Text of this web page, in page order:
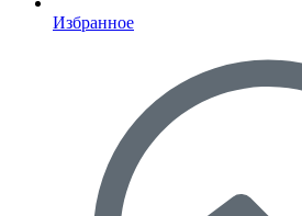
Избранное